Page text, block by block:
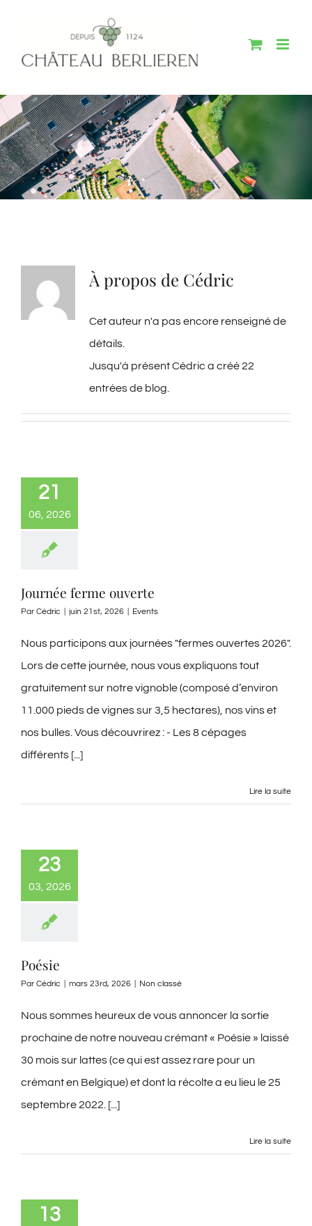
contenu
À propos de Cédric
Cet auteur n'a pas encore renseigné de
détails.
Jusqu'à présent Cédric a créé 22
entrées de blog.
21
06, 2026
Journée ferme ouverte
Par Cédric juin 21st, 2026 Events
Nous participons aux journées "fermes ouvertes 2026".
Lors de cette journée, nous vous expliquons tout
gratuitement sur notre vignoble (composé d’environ
11.000 pieds de vignes sur 3,5 hectares), nos vins et
nos bulles. Vous découvrirez : - Les 8 cépages
différents [...]
Lire la suite
23
03, 2026
Poésie
Par Cédric mars 23rd, 2026 Non classé
Nous sommes heureux de vous annoncer la sortie
prochaine de notre nouveau crémant « Poésie » laissé
30 mois sur lattes (ce qui est assez rare pour un
crémant en Belgique) et dont la récolte a eu lieu le 25
septembre 2022. [...]
Lire la suite
13